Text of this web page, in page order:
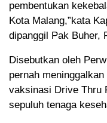
pembentukan
Kota Malang,”kata
dipanggil Pak Buher,
Disebutkan oleh
pernah
vaksinasi Drive Thru
sepuluh tenaga